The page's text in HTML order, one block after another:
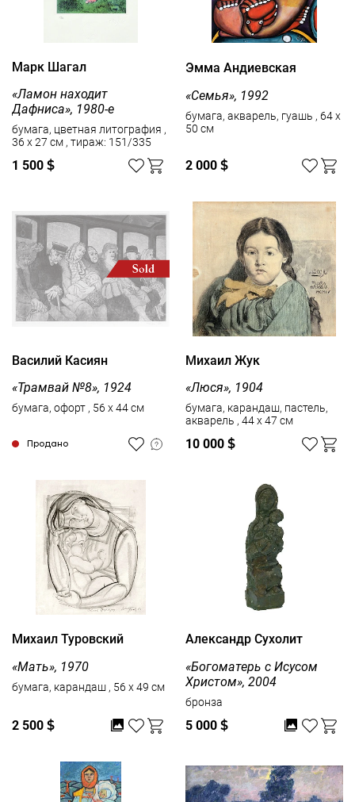
Марк Шагал
«Ламон находит
Дафниса», 1980-е
бумага, цветная литография ,
36 x 27 см , тираж: 151/335
1 500 $
Эмма Андиевская
«Семья», 1992
бумага, акварель, гуашь , 64 x
50 см
2 000 $
Василий Касиян
«Трамвай №8», 1924
бумага, офорт , 56 x 44 см
Продано
Михаил Жук
«Люся», 1904
бумага, карандаш, пастель,
акварель , 44 x 47 см
10 000 $
Михаил Туровский
«Мать», 1970
бумага, карандаш , 56 x 49 см
2 500 $
Александр Сухолит
«Богоматерь с Исусом
Христом», 2004
бронза
5 000 $